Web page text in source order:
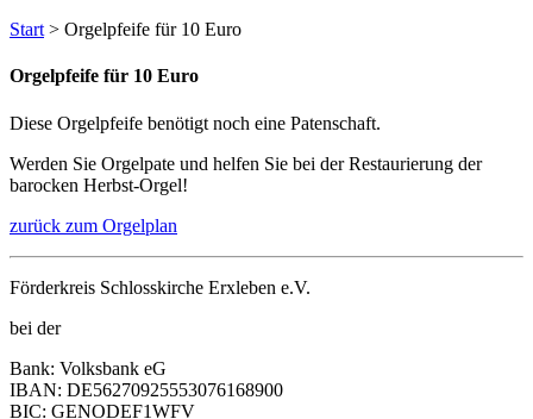
Start > Orgelpfeife für 10 Euro
Orgelpfeife für 10 Euro
Diese Orgelpfeife benötigt noch eine Patenschaft.
Werden Sie Orgelpate und helfen Sie bei der Restaurierung der
barocken Herbst-Orgel!
zurück zum Orgelplan
Förderkreis Schlosskirche Erxleben e.V.
bei der
Bank: Volksbank eG
IBAN: DE56270925553076168900
BIC: GENODEF1WFV